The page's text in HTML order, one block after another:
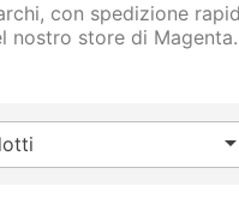
con spedizione
nostro store di Magenta.
